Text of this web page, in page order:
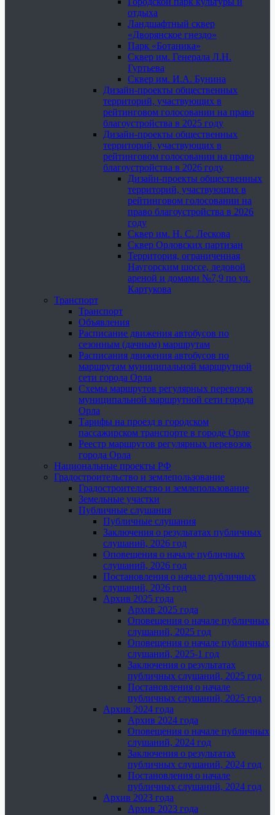
отдыха
Ландшафтный сквер
«Дворянское гнездо»
Парк «Ботаника»
Сквер им. Генерала Л.Н.
Гуртьева
Сквер им. И.А. Бунина
Дизайн-проекты общественных
территорий, участвующих в
рейтинговом голосовании на право
благоустройства в 2025 году
Дизайн-проекты общественных
территорий, участвующих в
рейтинговом голосовании на право
благоустройства в 2026 году
Дизайн-проекты общественных
территорий, участвующих в
рейтинговом голосовании на
право благоустройства в 2026
году
Сквер им. Н. С. Лескова
Сквер Орловских партизан
Территория, ограниченная
Наугорским шоссе, ледовой
ареной и домами №7,9 по ул.
Картукова
Транспорт
Транспорт
Объявления
Расписание движения автобусов по
сезонным (дачным) маршрутам
Расписания движения автобусов по
маршрутам муниципальной маршрутной
сети города Орла
Схемы маршрутов регулярных перевозок
муниципальной маршрутной сети города
Орла
Тарифы на проезд в городском
пассажирском транспорте в городе Орле
Реестр маршрутов регулярных перевозок
города Орла
Национальные проекты РФ
Градостроительство и землепользование
Градостроительство и землепользование
Земельные участки
Публичные слушания
Публичные слушания
Заключения о результатах публичных
слушаний, 2026 год
Оповещения о начале публичных
слушаний, 2026 год
Постановления о начале публичных
слушаний, 2026 год
Архив 2025 года
Архив 2025 года
Оповещения о начале публичных
слушаний, 2025 год
Оповещения о начале публичных
слушаний, 2025-1 год
Заключения о результатах
публичных слушаний, 2025 год
Постановления о начале
публичных слушаний, 2025 год
Архив 2024 года
Архив 2024 года
Оповещения о начале публичных
слушаний, 2024 год
Заключения о результатах
публичных слушаний, 2024 год
Постановления о начале
публичных слушаний, 2024 год
Архив 2023 года
Архив 2023 года